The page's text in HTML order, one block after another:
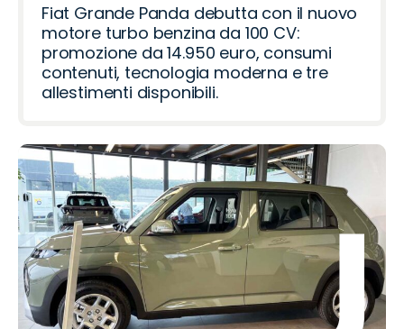
Fiat Grande Panda debutta con il nuovo
motore turbo benzina da 100 CV:
promozione da 14.950 euro, consumi
contenuti, tecnologia moderna e tre
allestimenti disponibili.